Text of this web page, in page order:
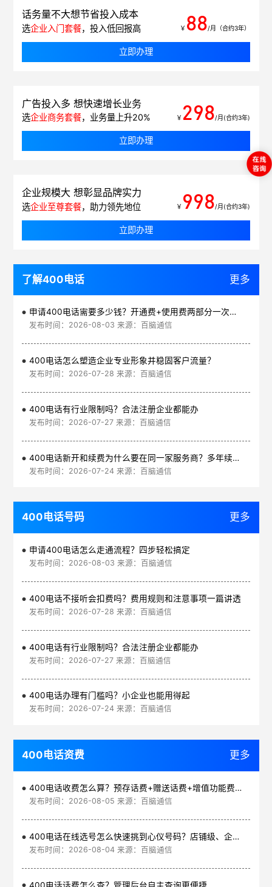
话务量不大想节省投入成本
选企业入门套餐，投入低回报高 ￥ 88/月（合约3年）
立即办理
广告投入多 想快速增长业务
选企业商务套餐，业务量上升20% ￥ 298/月(合约3年)
立即办理
企业规模大 想彰显品牌实力
选企业至尊套餐，助力领先地位 ￥ 998/月(合约3年)
立即办理
了解400电话 更多
申请400电话需要多少钱？开通费+使用费两部分一次讲清
发布时间：2026-08-03 来源：百脑通信
400电话怎么塑造企业专业形象并稳固客户流量？
发布时间：2026-07-28 来源：百脑通信
400电话有行业限制吗？合法注册企业都能办
发布时间：2026-07-27 来源：百脑通信
400电话新开和续费为什么要在同一家服务商？多年续费更划算
发布时间：2026-07-24 来源：百脑通信
400电话号码 更多
申请400电话怎么走通流程？四步轻松搞定
发布时间：2026-08-03 来源：百脑通信
400电话不接听会扣费吗？费用规则和注意事项一篇讲透
发布时间：2026-07-28 来源：百脑通信
400电话有行业限制吗？合法注册企业都能办
发布时间：2026-07-27 来源：百脑通信
400电话办理有门槛吗？小企业也能用得起
发布时间：2026-07-24 来源：百脑通信
400电话资费 更多
400电话收费怎么算？预存话费+赠送话费+增值功能费透明实惠
发布时间：2026-08-05 来源：百脑通信
400电话在线选号怎么快速挑到心仪号码？店铺级、企业级、集团级一次看清
发布时间：2026-08-04 来源：百脑通信
400电话话费怎么查？管理后台自主查询更便捷